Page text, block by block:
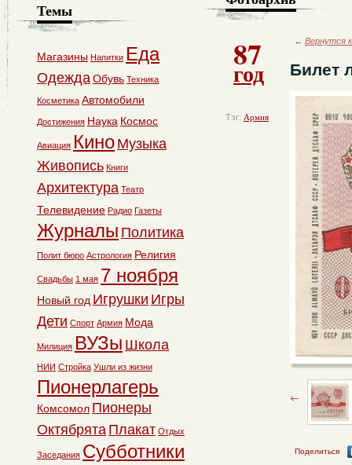
87
год
Тэг: Армия
← Вернутся
Билет
Поделиться
Темы
Магазины Напитки Еда
ОдеждаОбувь Техника
Косметика Автомобили
Достижения Наука Космос
Авиация Кино Музыка
Живопись Книги
Архитектура Театр
Телевидение Радио Газеты
Журналы Политика
Полит бюро Астрология Религия
Свадьбы 1 мая 7 ноября
Новый год Игрушки Игры
Дети Спорт Армия Мода
Милиция ВУЗы Школа
НИИ Стройка Ушли из жизни
Пионерлагерь
Комсомол Пионеры
Октябрята Плакат Отдых
Заседания Субботники